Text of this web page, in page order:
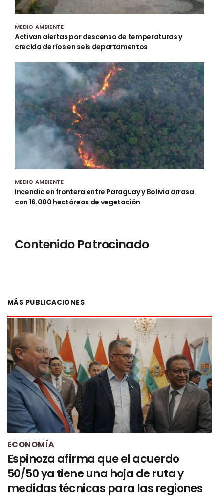
MEDIO AMBIENTE
Activan alertas por descenso de temperaturas y
crecida de ríos en seis departamentos
MEDIO AMBIENTE
Incendio en frontera entre Paraguay y Bolivia arrasa
con 16.000 hectáreas de vegetación
Contenido Patrocinado
MÁS PUBLICACIONES
ECONOMÍA
Espinoza afirma que el acuerdo
50/50 ya tiene una hoja de ruta y
medidas técnicas para las regiones